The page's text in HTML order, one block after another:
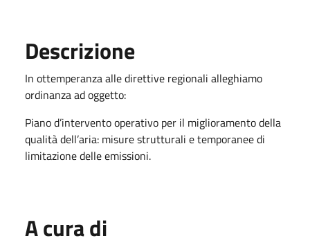
Descrizione
In ottemperanza alle direttive regionali alleghiamo
ordinanza ad oggetto:
Piano d’intervento operativo per il miglioramento della
qualità dell’aria: misure strutturali e temporanee di
limitazione delle emissioni.
A cura di